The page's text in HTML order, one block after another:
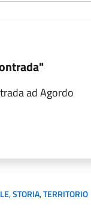
ad Agordo
,STORIA,TERRITORIO